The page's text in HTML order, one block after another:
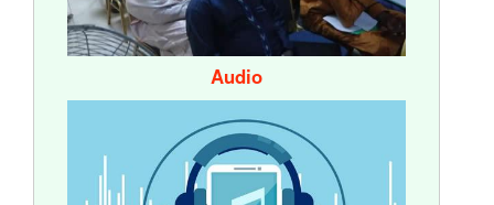
Audio